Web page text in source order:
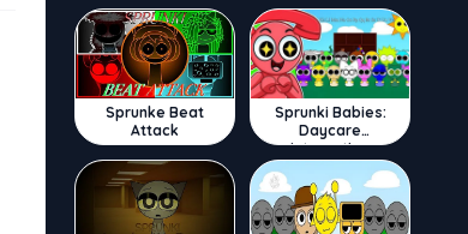
Sprunke Beat
Attack
Sprunki Babies:
Daycare
Interactive